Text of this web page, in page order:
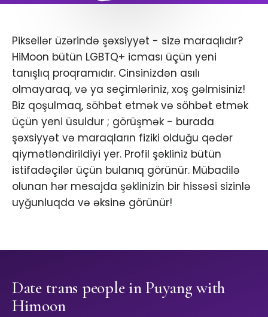
Piksellər üzərində şəxsiyyət - sizə maraqlıdır?
HiMoon bütün LGBTQ+ icması üçün yeni
tanışlıq proqramıdır. Cinsinizdən asılı
olmayaraq, və ya seçimləriniz, xoş gəlmisiniz!
Biz qoşulmaq, söhbət etmək və söhbət etmək
üçün yeni üsuldur ; görüşmək - burada
şəxsiyyət və maraqların fiziki olduğu qədər
qiymətləndirildiyi yer. Profil şəkliniz bütün
istifadəçilər üçün bulanıq görünür. Mübadilə
olunan hər mesajda şəklinizin bir hissəsi sizinlə
uyğunluqda və əksinə görünür!
Date trans people in Puyang with
Himoon